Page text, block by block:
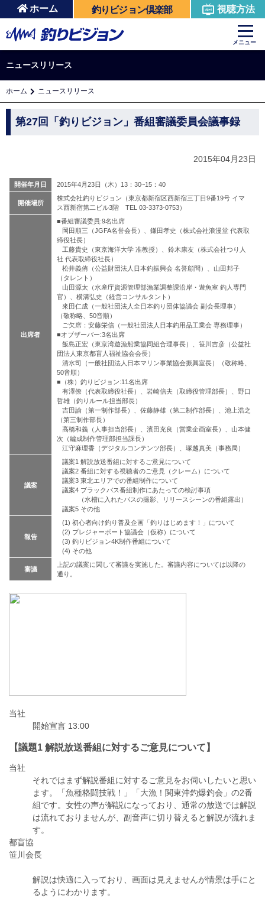
ホーム 釣りビジョン倶楽部 視聴方法
メニュー
ニュースリリース
ホーム ニュースリリース
第27回「釣りビジョン」番組審議委員会議事録
2015年04月23日
開催年月日 2015年4月23日（木）13：30~15：40
開催場所
株式会社釣りビジョン（東京都新宿区西新宿三丁目9番19号 イマ
ス西新宿第二ビル3階 TEL 03-3373-0753）
出席者
■番組審議委員:9名出席
岡田順三（JGFA名誉会長）、鎌田孝史（株式会社浪漫堂 代表取
締役社長）
工藤貴史（東京海洋大学 准教授）、鈴木康友（株式会社つり人
社 代表取締役社長）
松井義侑（公益財団法人日本釣振興会 名誉顧問）、山田邦子
（タレント）
山田源太（水産庁資源管理部漁業調整課沿岸・遊魚室 釣人専門
官）、横溝弘史（経営コンサルタント）
來田仁成（一般社団法人全日本釣り団体協議会 副会長理事）
（敬称略、50音順）
ご欠席：安藤栄信（一般社団法人日本釣用品工業会 専務理事）
■オブザーバー:3名出席
飯島正宏（東京湾遊漁船業協同組合理事長）、笹川吉彦（公益社
団法人東京都盲人福祉協会会長）
清水司（一般社団法人日本マリン事業協会振興室長）（敬称略、
50音順）
■（株）釣りビジョン:11名出席
有澤僚（代表取締役社長）、岩崎信夫（取締役管理部長）、野口
哲雄（釣りルール担当部長）
吉田諭（第一制作部長）、佐藤静雄（第二制作部長）、池上浩之
（第三制作部長）
高橋和義（人事担当部長）、濱田充良（営業企画室長）、山本健
次（編成制作管理部担当課長）
江守麻理香（デジタルコンテンツ部長）、塚越真美（事務局）
議案
議案1 解説放送番組に対するご意見について
議案2 番組に対する視聴者のご意見（クレーム）について
議案3 東北エリアでの番組制作について
議案4 ブラックバス番組制作にあたっての検討事項
（水槽に入れたバスの撮影、リリースシーンの番組露出）
議案5 その他
報告
(1) 初心者向け釣り普及企画「釣りはじめます！」について
(2) プレジャーボート協議会（仮称）について
(3) 釣りビジョン4K制作番組について
(4) その他
審議
上記の議案に関して審議を実施した。審議内容については以降の
通り。
当社
開始宣言 13:00
【議題1 解説放送番組に対するご意見について】
当社
それではまず解説番組に対するご意見をお伺いしたいと思い
ます。「魚種格闘技戦！」「大漁！関東沖釣爆釣会」の2番
組です。女性の声が解説になっており、通常の放送では解説
は流れておりませんが、副音声に切り替えると解説が流れま
す。
都盲協
笹川会長
解説は快適に入っており、画面は見えませんが情景は手にと
るようにわかります。